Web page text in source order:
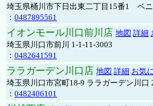
埼玉県桶川市下日出東二丁目15番1 ベ
： 0487895561
イオンモール川口前川店 地図 詳細
埼玉県川口市前川 1-1-11-3003
： 0482641591
ララガーデン川口店 地図 詳細 お気
埼玉県川口市宮町18-9 ララガーデン川口
： 0482406101